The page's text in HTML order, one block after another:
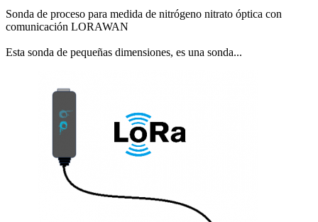
Sonda de proceso para medida de nitrógeno nitrato óptica con
comunicación LORAWAN
Esta sonda de pequeñas dimensiones, es una sonda...